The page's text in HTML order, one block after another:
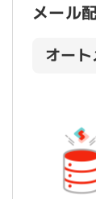
メール
オー